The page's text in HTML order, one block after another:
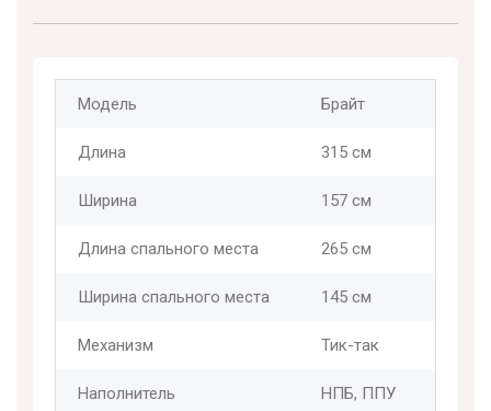
Модель Брайт
Длина 315 см
Ширина 157 см
Длина спального места 265 см
Ширина спального места 145 см
Механизм Тик-так
Наполнитель НПБ, ППУ